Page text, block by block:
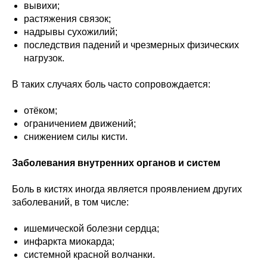
вывихи;
растяжения связок;
надрывы сухожилий;
последствия падений и чрезмерных физических
нагрузок.
В таких случаях боль часто сопровождается:
отёком;
ограничением движений;
снижением силы кисти.
Заболевания внутренних органов и систем
Боль в кистях иногда является проявлением других
заболеваний, в том числе:
ишемической болезни сердца;
инфаркта миокарда;
системной красной волчанки.